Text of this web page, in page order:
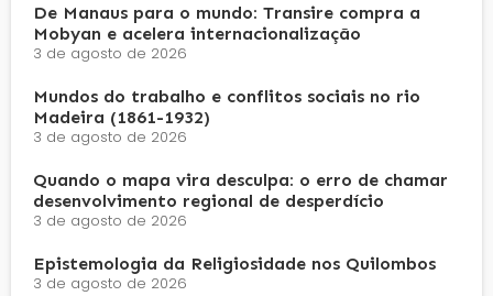
De Manaus para o mundo: Transire compra a
Mobyan e acelera internacionalização
3 de agosto de 2026
Mundos do trabalho e conflitos sociais no rio
Madeira (1861-1932)
3 de agosto de 2026
Quando o mapa vira desculpa: o erro de chamar
desenvolvimento regional de desperdício
3 de agosto de 2026
Epistemologia da Religiosidade nos Quilombos
3 de agosto de 2026